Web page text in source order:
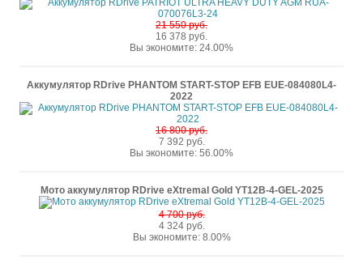
21 550 руб.
16 378 руб.
Вы экономите: 24.00%
Аккумулятор RDrive PHANTOM START-STOP EFB EUE-084080L4-
2022
16 800 руб.
7 392 руб.
Вы экономите: 56.00%
Мото аккумулятор RDrive eXtremal Gold YT12B-4-GEL-2025
4 700 руб.
4 324 руб.
Вы экономите: 8.00%